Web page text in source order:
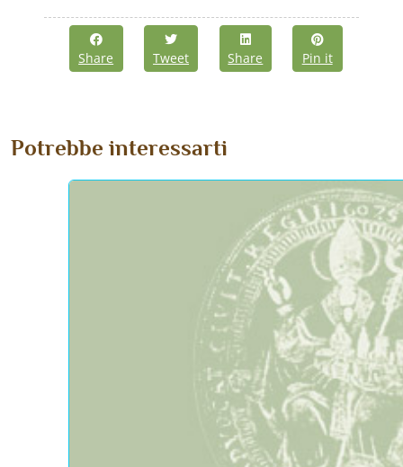
Share Tweet Share Pin it
Potrebbe interessarti